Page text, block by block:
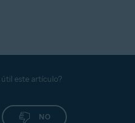
este artículo?
NO